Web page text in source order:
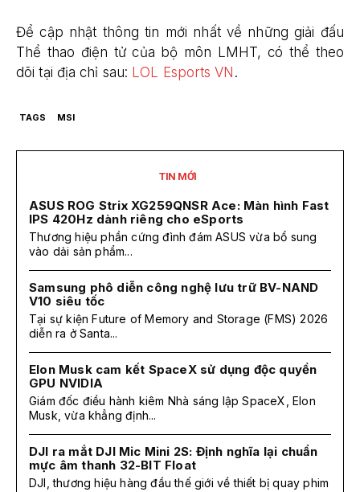
Để cập nhật thông tin mới nhất về những giải đấu
Thể thao điện tử của bộ môn LMHT, có thể theo
dõi tại địa chỉ sau: LOL Esports VN .
TAGS MSI
TIN MỚI
ASUS ROG Strix XG259QNSR Ace: Màn hình Fast
IPS 420Hz dành riêng cho eSports
Thương hiệu phần cứng đình đám ASUS vừa bổ sung
vào dải sản phẩm...
Samsung phô diễn công nghệ lưu trữ BV-NAND
V10 siêu tốc
Tại sự kiện Future of Memory and Storage (FMS) 2026
diễn ra ở Santa...
Elon Musk cam kết SpaceX sử dụng độc quyền
GPU NVIDIA
Giám đốc điều hành kiêm Nhà sáng lập SpaceX, Elon
Musk, vừa khẳng định...
DJI ra mắt DJI Mic Mini 2S: Định nghĩa lại chuẩn
mực âm thanh 32-BIT Float
DJI, thương hiệu hàng đầu thế giới về thiết bị quay phim